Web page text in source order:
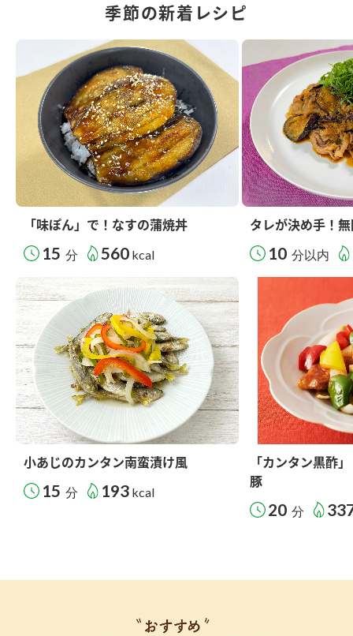
季節の新着レシピ
「味ぽん」で！なすの蒲焼丼
15 分 560 kcal
タレが決め手！
10 分以内
小あじのカンタン南蛮漬け風
15 分 193 kcal
「カンタン黒酢
豚
20 分